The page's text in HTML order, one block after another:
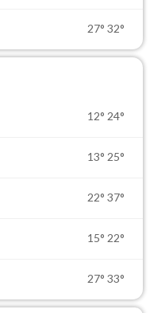
27° 32°
12° 24°
13° 25°
22° 37°
15° 22°
27° 33°